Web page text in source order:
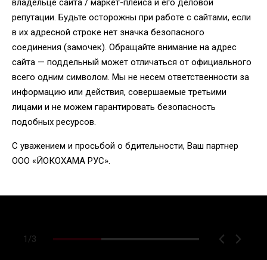
1 /3
владельце сайта / маркет-плейса и его деловой
репутации. Будьте осторожны при работе с сайтами, если
в их адресной строке нет значка безопасного
соединения (замочек). Обращайте внимание на адрес
сайта — поддельный может отличаться от официального
всего одним символом. Мы не несем ответственности за
информацию или действия, совершаемые третьими
лицами и не можем гарантировать безопасность
подобных ресурсов.
С уважением и просьбой о бдительности, Ваш партнер
ООО «ЙОКОХАМА РУС».